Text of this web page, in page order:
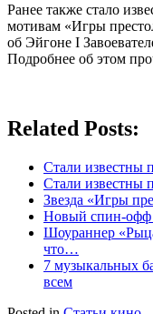
Ранее также стало
мотивам «Игры
об Эйгоне I
Подробнее об этом
Related Posts:
Стали известны
Стали известны
Звезда «Игры
Новый спин-офф
Шоураннер
что…
7 музыкальных
всем